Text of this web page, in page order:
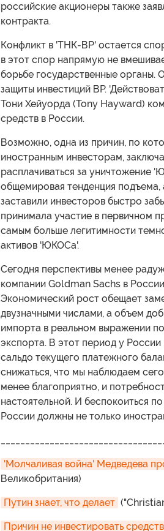
российские акционеры также
контракта.
Конфликт в 'ТНК-ВР' остается
в этот спор напрямую не
борьбе государственные органы.
защиты инвестиций ВР.
Тони Хейуорда (Tony Hayward)
средств в России.
Возможно, одна из причин, по
иностранным инвесторам,
расплачиваться за уничтожение
общемировая тенденция подъема,
заставили инвесторов быстро
принимала участие в первичном
самым больше легитимности
активов 'ЮКОСа'.
Сегодня перспективы менее
компании Goldman Sachs в
Экономический рост обещает
двузначными числами, а объем
импорта в реальном выражении
экспорта. В этот период у
сальдо текущего платежного
снижаться, что мы наблюдаем
менее благоприятно, и
настоятельной. И беспокоиться
России должны не только
'Молчаливая война' Медведева
Великобритания)
Путин знает, что делает
Причин не инвестировать